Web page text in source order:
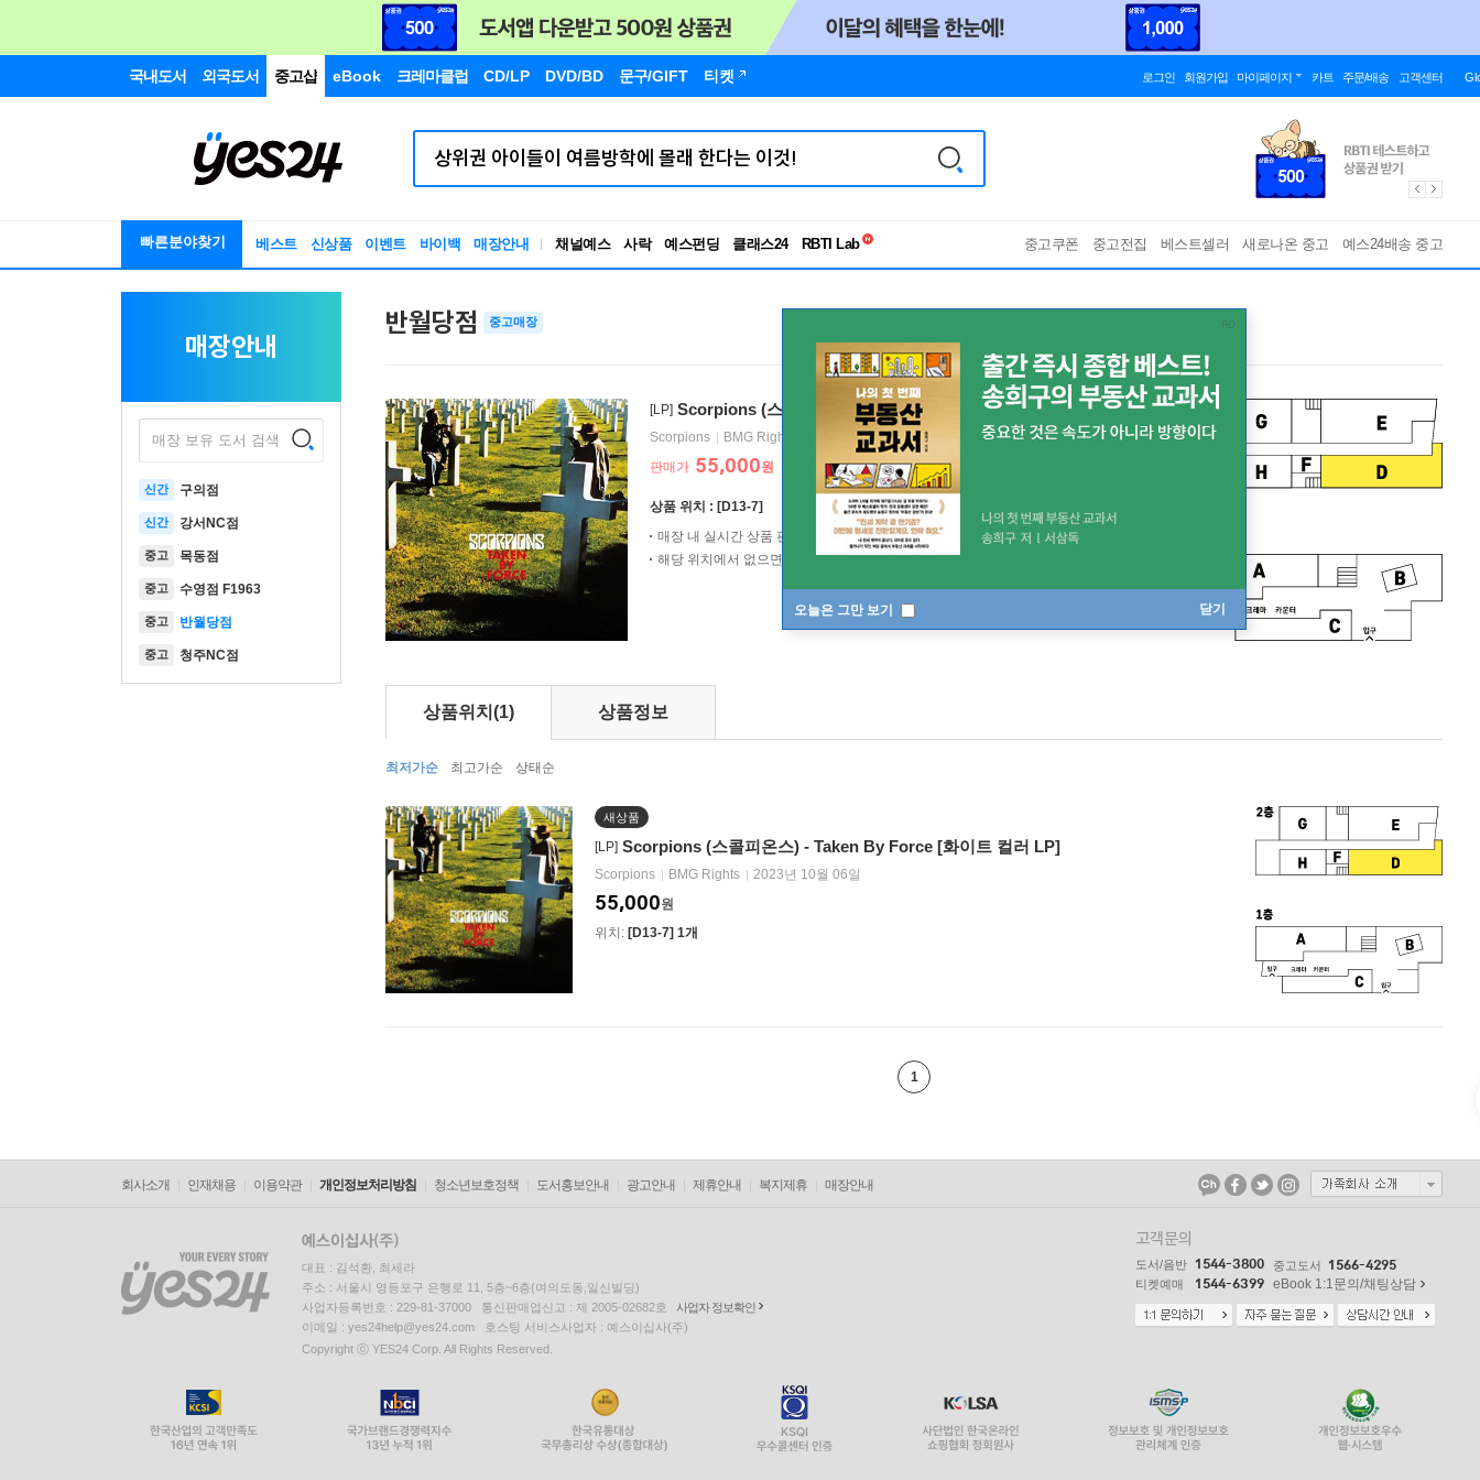
국내도서 외국도서 중고샵 eBook 크레마클럽 CD/LP DVD/BD 문구/GIFT 티켓 로그인 회원가입 마이페이지 카트 주문/배송 고객센터
빠른분야찾기 베스트 신상품 이벤트 바이백 매장안내 채널예스 사락 예스펀딩 클래스24
RBTI Lab
독서유형검사
중고쿠폰 중고전집 베스트셀러 새로나온 중고 예스24배송 중고
오늘은 그만 보기 닫기
매장안내
매장 보유 도서 검색
신간 구의점
신간 강서NC점
중고 목동점
중고 수영점 F1963
중고 반월당점
중고 청주NC점
반월당점 중고매장
[LP] Scorpions (스콜피온스) - Taken By Force [화이트 컬러 LP]
Scorpions BMG Rights
2023년 10월 06일
판매가 55,000원
상품 위치 : [D13-7]
매장 내 실시간 상품 판매로 인해 변동될 수 있습니다.
해당 위치에서 없으면 가까운 직원에게 문의해 주세요.
상품위치 (1) 상품정보
최저가순 최고가순 상태순
새상품
[LP] Scorpions (스콜피온스) - Taken By Force [화이트 컬러 LP]
Scorpions BMG Rights 2023년 10월 06일
55,000원
위치: [D13-7] 1개
1
회사소개 인재채용 이용약관 개인정보처리방침 청소년보호정책 도서홍보안내 광고안내 제휴안내 복지제휴 매장안내
대표 : 김석환, 최세라
주소 : 서울시 영등포구 은행로 11, 5층~6층(여의도동,일신빌딩)
사업자등록번호 : 229-81-37000 통신판매업신고 : 제 2005-02682호
사업자 정보확인
이메일 : yes24help@yes24.com 호스팅 서비스사업자 : 예스이십사(주)
Copyright ⓒ YES24 Corp. All Rights Reserved.
고객문의
도서/음반 1544-3800 중고도서 1566-4295
티켓예매 1544-6399 eBook 1:1문의/채팅상담
EQUUS6